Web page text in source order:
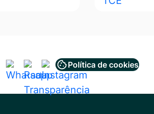
Acessar
a
Rede
Acessar
a
Rede
Acessar
a
Rede
Política de cookies